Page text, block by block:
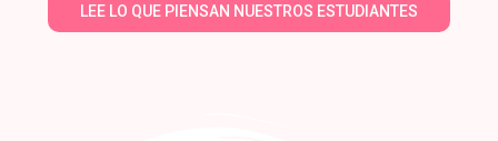
LEE LO QUE PIENSAN NUESTROS ESTUDIANTES